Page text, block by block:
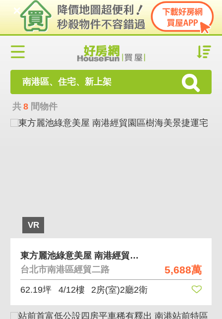
南港區、住宅、新上架
共 8 間物件
VR
5,688萬
東方麗池綠意美屋 南港經貿園區樹海美景捷運宅
台北市南港區經貿二路
62.19坪 4/12樓 2房(室)2廳2衛